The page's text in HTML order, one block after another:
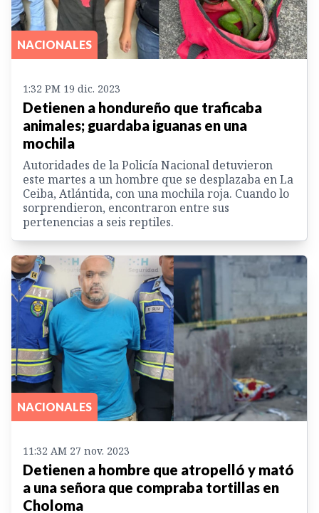
NACIONALES
1:32 PM 19 dic. 2023
Detienen a hondureño que traficaba
animales; guardaba iguanas en una
mochila
Autoridades de la Policía Nacional detuvieron
este martes a un hombre que se desplazaba en La
Ceiba, Atlántida, con una mochila roja. Cuando lo
sorprendieron, encontraron entre sus
pertenencias a seis reptiles.
NACIONALES
11:32 AM 27 nov. 2023
Detienen a hombre que atropelló y mató
a una señora que compraba tortillas en
Choloma